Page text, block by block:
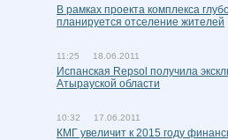
В рамках проекта комплекса
планируется отселение жителей
11:25 18.06.2011
Испанская Repsol получила
Атырауской области
10:32 17.06.2011
КМГ увеличит к 2015 году